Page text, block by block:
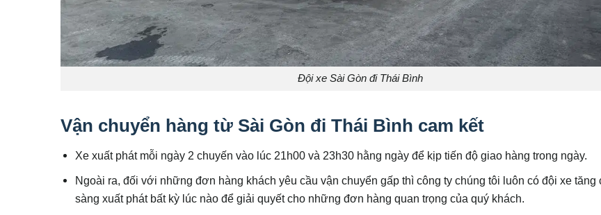
Đội xe Sài Gòn đi Thái Bình
Vận chuyển hàng từ Sài Gòn đi Thái Bình cam kết
Xe xuất phát mỗi ngày 2 chuyến vào lúc 21h00 và 23h30 hằng ngày để kịp tiến độ giao hàng trong ngày.
Ngoài ra, đối với những đơn hàng khách yêu cầu vận chuyển gấp thì công ty chúng tôi luôn có đội xe tăng
sàng xuất phát bất kỳ lúc nào để giải quyết cho những đơn hàng quan trọng của quý khách.